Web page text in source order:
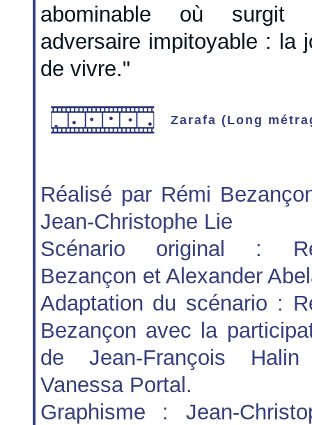
abominable où surgit
adversaire impitoyable : la
de vivre."
Zarafa (Long
Réalisé par Rémi
Jean-Christophe Lie
Scénario original :
Bezançon et Alexander
Adaptation du scénario :
Bezançon avec la
de Jean-François
Vanessa Portal.
Graphisme : Jean-